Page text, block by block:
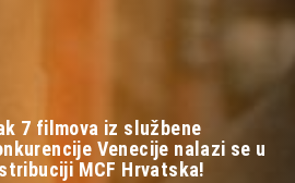
7 filmova iz službene
Venecije nalazi se u
MCF Hrvatska!